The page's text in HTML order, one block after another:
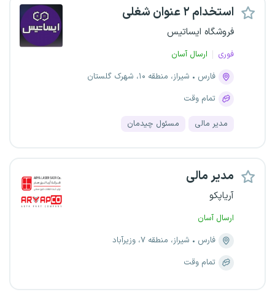
استخدام ۲ عنوان شغلی
فروشگاه ایساتیس
فوری
ارسال آسان
فارس
شیراز، منطقه ۱۰، شهرک گلستان
تمام وقت
مدیر مالی مسئول چیدمان
مدیر مالی
آریاپکو
ارسال آسان
فارس
شیراز، منطقه ۷، وزیرآباد
تمام وقت